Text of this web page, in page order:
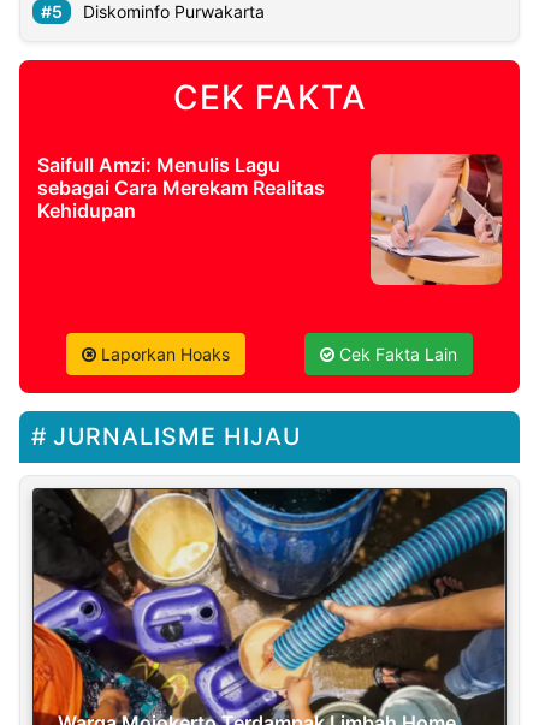
Diskominfo Purwakarta
CEK FAKTA
Saifull Amzi: Menulis Lagu
sebagai Cara Merekam Realitas
Kehidupan
Laporkan Hoaks Cek Fakta Lain
JURNALISME HIJAU